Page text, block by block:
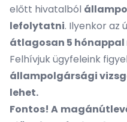
előtt hivatalból
lefolytatni. Ilyenkor az
átlagosan 5
Felhívjuk ügyfeleink
állampolgársági
lehet.
Fontos! A